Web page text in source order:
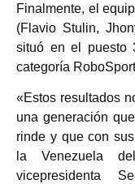
Finalmente, el
(Flavio Stulin,
situó en el puesto
categoría
«Estos resultados
una generación
rinde y que con
la Venezuela
vicepresidenta